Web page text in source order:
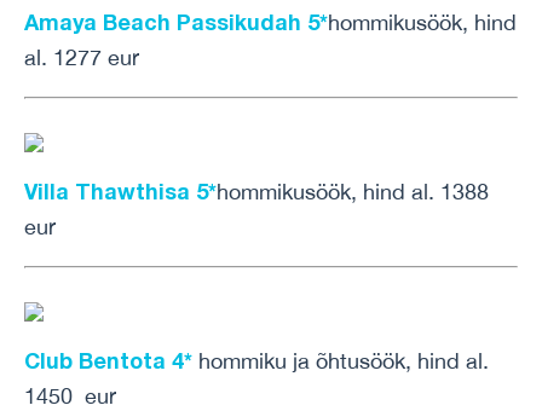
Amaya Beach Passikudah 5*hommikusöök, hind
al. 1277 eur
Villa Thawthisa 5*hommikusöök, hind al. 1388
eur
Club Bentota 4* hommiku ja õhtusöök, hind al.
1450 eur